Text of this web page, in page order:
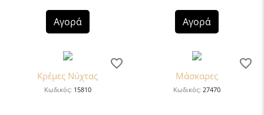
Αγορά Αγορά
Κρέμες Νύχτας
Κωδικός: 15810
Μάσκαρες
Κωδικός: 27470